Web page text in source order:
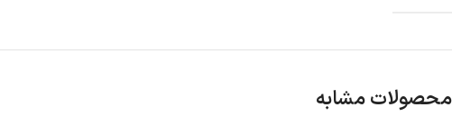
محصولات مشابه